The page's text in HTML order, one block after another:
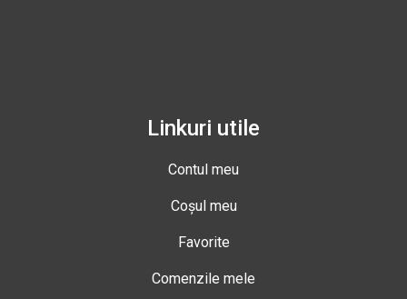
Linkuri utile
Contul meu
Coșul meu
Favorite
Comenzile mele